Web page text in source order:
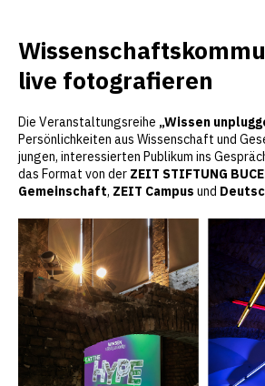
live fotografieren
Die Veranstaltungsreihe „Wissen
Persönlichkeiten aus Wissenschaft und
jungen, interessierten Publikum ins
das Format von der ZEIT STIFTUNG
Gemeinschaft, ZEIT Campus und